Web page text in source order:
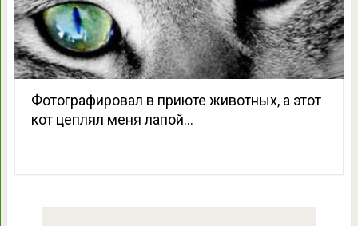
Фотографировал в приюте животных, а этот
кот цеплял меня лапой…